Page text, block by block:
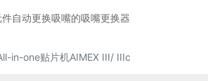
自动更换吸嘴的吸嘴更换器
in-one贴片机AIMEX III/ IIIc